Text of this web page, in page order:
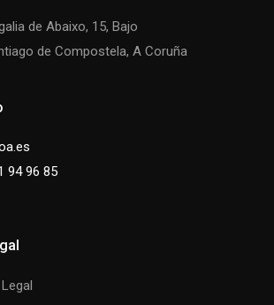
de Abaixo, 15, Bajo
de Compostela, A Coruña
94 96 85